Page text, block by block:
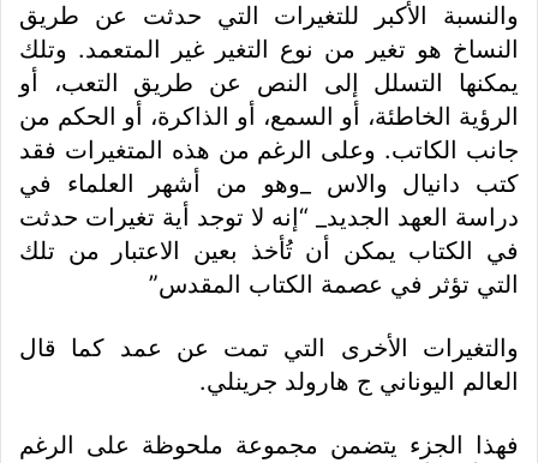
والنسبة الأكبر للتغيرات التي حدثت عن طريق
النساخ هو تغير من نوع التغير غير المتعمد. وتلك
يمكنها التسلل إلى النص عن طريق التعب، أو
الرؤية الخاطئة، أو السمع، أو الذاكرة، أو الحكم من
جانب الكاتب. وعلى الرغم من هذه المتغيرات فقد
كتب دانيال والاس _وهو من أشهر العلماء في
دراسة العهد الجديد_ “إنه لا توجد أية تغيرات حدثت
في الكتاب يمكن أن تُأخذ بعين الاعتبار من تلك
التي تؤثر في عصمة الكتاب المقدس”
والتغيرات الأخرى التي تمت عن عمد كما قال
العالم اليوناني ج هارولد جرينلي.
فهذا الجزء يتضمن مجموعة ملحوظة على الرغم